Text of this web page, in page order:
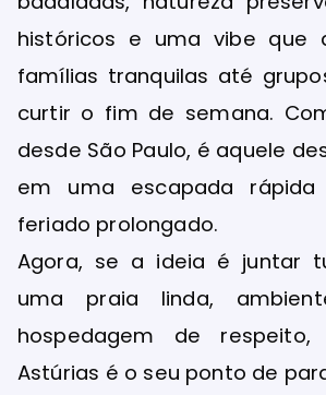
históricos e uma vibe que
famílias tranquilas até
curtir o fim de semana.
desde São Paulo, é aquele
em uma escapada
feriado prolongado.
Agora, se a ideia é juntar
uma praia linda,
hospedagem de
Astúrias é o seu ponto de